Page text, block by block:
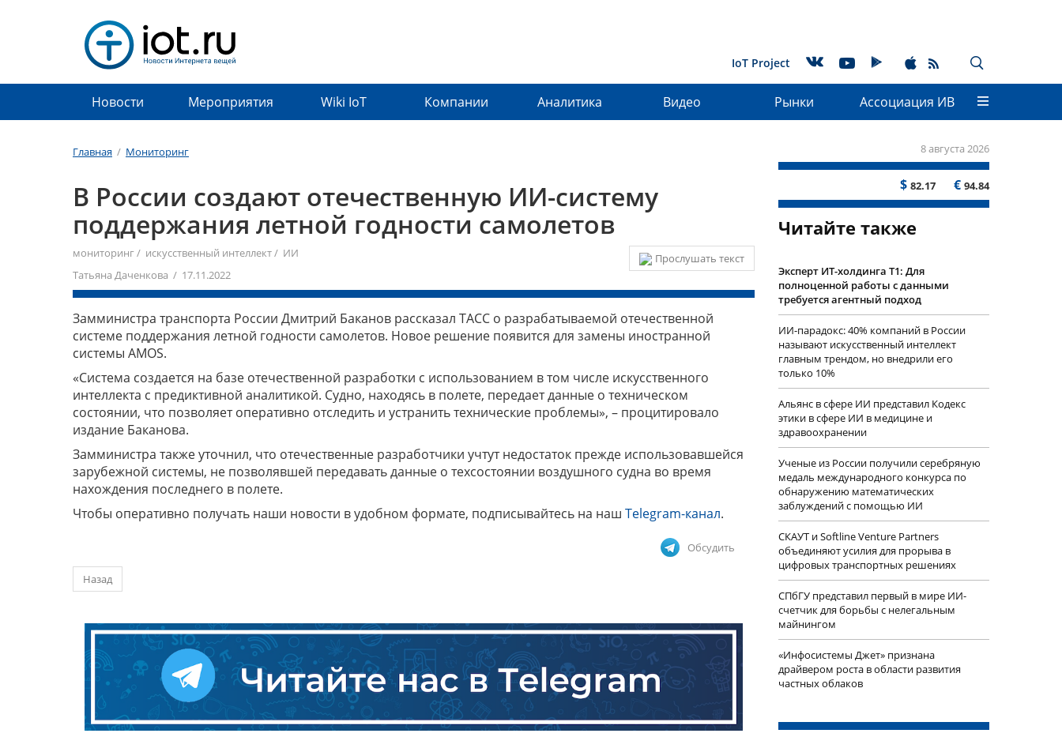
IoT Project
Новости Мероприятия Wiki IoT Компании Аналитика Видео Рынки Ассоциация ИВ
Главная / Мониторинг 8 августа 2026
$ 82.17 € 94.84
В России создают отечественную ИИ-систему
поддержания летной годности самолетов
Прослушать текст
мониторинг/ искусственный интеллект/ ИИ
Татьяна Даченкова / 17.11.2022
Замминистра транспорта России Дмитрий Баканов рассказал ТАСС о разрабатываемой отечественной
системе поддержания летной годности самолетов. Новое решение появится для замены иностранной
системы AMOS.
«Система создается на базе отечественной разработки с использованием в том числе искусственного
интеллекта с предиктивной аналитикой. Судно, находясь в полете, передает данные о техническом
состоянии, что позволяет оперативно отследить и устранить технические проблемы», – процитировало
издание Баканова.
Замминистра также уточнил, что отечественные разработчики учтут недостаток прежде использовавшейся
зарубежной системы, не позволявшей передавать данные о техсостоянии воздушного судна во время
нахождения последнего в полете.
Чтобы оперативно получать наши новости в удобном формате, подписывайтесь на наш Telegram-канал.
Обсудить
Назад
Читайте также
Эксперт ИТ-холдинга Т1: Для
полноценной работы с данными
требуется агентный подход
ИИ-парадокс: 40% компаний в России
называют искусственный интеллект
главным трендом, но внедрили его
только 10%
Альянс в сфере ИИ представил Кодекс
этики в сфере ИИ в медицине и
здравоохранении
Ученые из России получили серебряную
медаль международного конкурса по
обнаружению математических
заблуждений с помощью ИИ
СКАУТ и Softline Venture Partners
объединяют усилия для прорыва в
цифровых транспортных решениях
СПбГУ представил первый в мире ИИ-
счетчик для борьбы с нелегальным
майнингом
«Инфосистемы Джет» признана
драйвером роста в области развития
частных облаков